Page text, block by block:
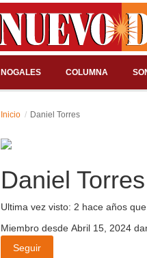
NOGALES COLUMNA
Inicio Daniel Torres
Daniel Torres
Ultima vez visto: 2 hace años que
Miembro desde Abril 15, 2024
Seguir